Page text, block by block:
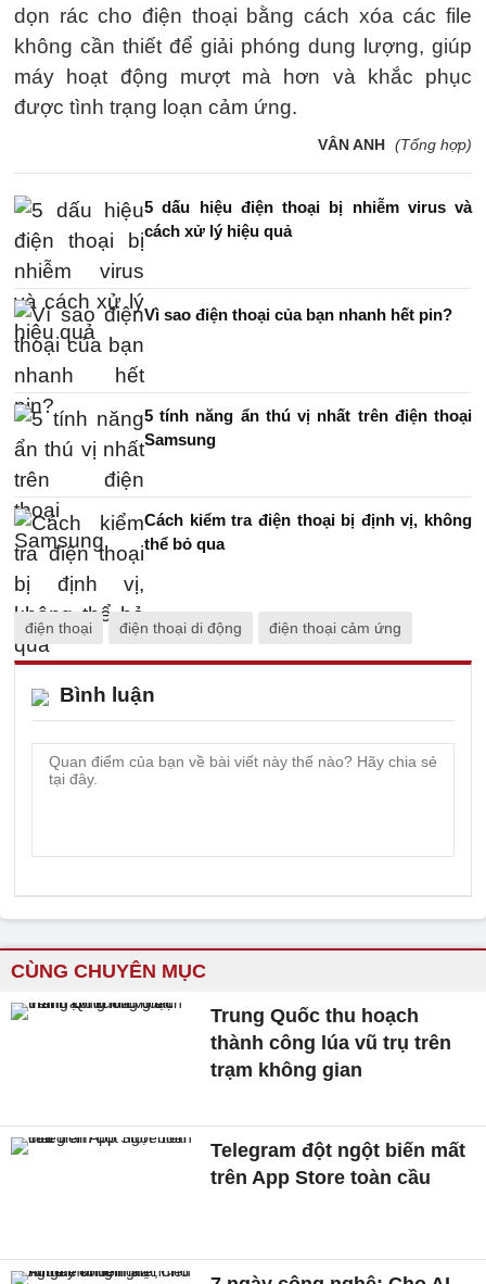
dọn rác cho điện thoại bằng cách xóa các file
không cần thiết để giải phóng dung lượng, giúp
máy hoạt động mượt mà hơn và khắc phục
được tình trạng loạn cảm ứng.
VÂN ANH (Tổng hợp)
5 dấu hiệu điện thoại bị nhiễm virus và
cách xử lý hiệu quả
Vì sao điện thoại của bạn nhanh hết pin?
5 tính năng ẩn thú vị nhất trên điện thoại
Samsung
Cách kiểm tra điện thoại bị định vị, không
thể bỏ qua
điện thoại điện thoại di động điện thoại cảm ứng
Bình luận
CÙNG CHUYÊN MỤC
Trung Quốc thu hoạch
thành công lúa vũ trụ trên
trạm không gian
Telegram đột ngột biến mất
trên App Store toàn cầu